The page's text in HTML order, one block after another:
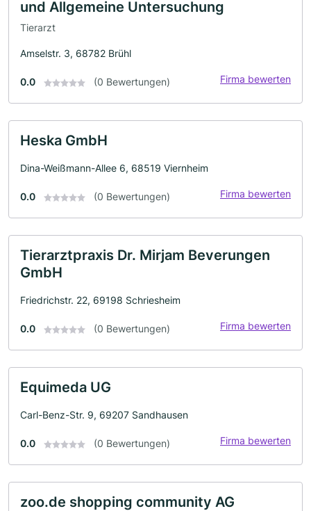
und Allgemeine Untersuchung
Tierarzt
Amselstr. 3, 68782 Brühl
0.0 (0 Bewertungen) Firma bewerten
Heska GmbH
Dina-Weißmann-Allee 6, 68519 Viernheim
0.0 (0 Bewertungen) Firma bewerten
Tierarztpraxis Dr. Mirjam Beverungen
GmbH
Friedrichstr. 22, 69198 Schriesheim
0.0 (0 Bewertungen) Firma bewerten
Equimeda UG
Carl-Benz-Str. 9, 69207 Sandhausen
0.0 (0 Bewertungen) Firma bewerten
zoo.de shopping community AG